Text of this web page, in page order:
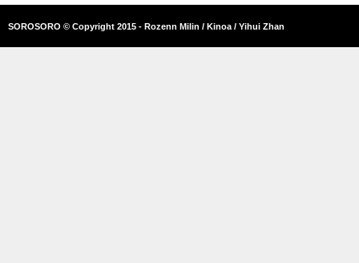
SOROSORO © Copyright 2015 - Rozenn Milin / Kinoa / Yihui Zhan